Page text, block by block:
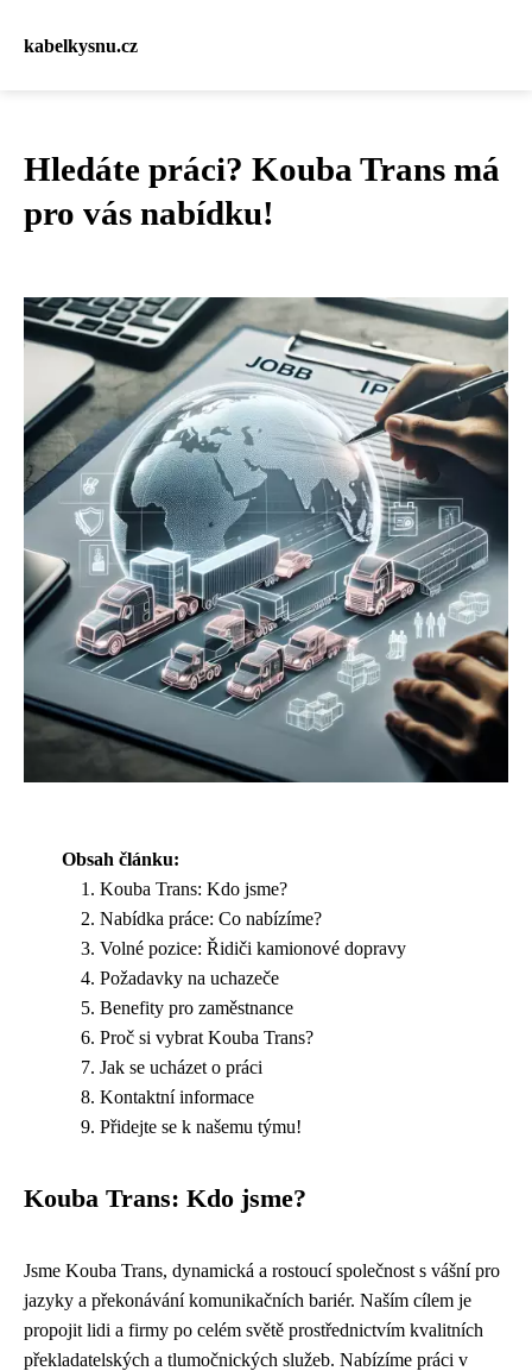
kabelkysnu.cz
Hledáte práci? Kouba Trans má
pro vás nabídku!
Obsah článku:
Kouba Trans: Kdo jsme?
Nabídka práce: Co nabízíme?
Volné pozice: Řidiči kamionové dopravy
Požadavky na uchazeče
Benefity pro zaměstnance
Proč si vybrat Kouba Trans?
Jak se ucházet o práci
Kontaktní informace
Přidejte se k našemu týmu!
Kouba Trans: Kdo jsme?
Jsme Kouba Trans, dynamická a rostoucí společnost s vášní pro
jazyky a překonávání komunikačních bariér. Naším cílem je
propojit lidi a firmy po celém světě prostřednictvím kvalitních
překladatelských a tlumočnických služeb. Nabízíme práci v